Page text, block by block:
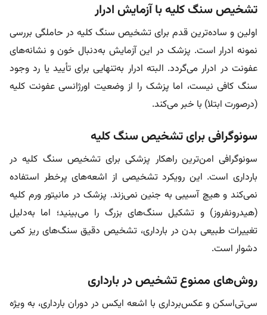
تشخیص سنگ کلیه با آزمایش ادرار
اولین و ساده‌ترین قدم برای تشخیص سنگ کلیه در حاملگی بررسی
نمونه ادرار است. پزشک در این آزمایش به‌دنبال خون و نشانه‌های
عفونت در ادرار می‌گردد. البته ادرار به‌تنهایی برای تأيید یا رد وجود
سنگ کافی نیست، اما پزشک را از وضعیت اورژانسی عفونت کلیه
(درصورت ابتلا) با خبر می‌کند.
سونوگرافی برای تشخیص سنگ کلیه
سونوگرافی امن‌ترین راهکار پزشکی برای تشخیص سنگ کلیه در
بارداری است. این رویکرد تشخیصی از اشعه‌های پرخطر استفاده
نمی‌کند و هیچ آسیبی به جنین نمی‌زند. پزشک در مانیتور ورم کلیه
(هیدرونفروز) و تشکیل سنگ‌های بزرگ را می‌بینید؛ اما به‌دلیل
تغییرات طبیعی بدن در بارداری، تشخیص دقیق سنگ‌های ریز کمی
دشوار است.
روش‌های ممنوع تشخیص در بارداری
سی‌تی‌اسکن و عکس‌برداری با اشعه ایکس در دوران بارداری، به ویژه